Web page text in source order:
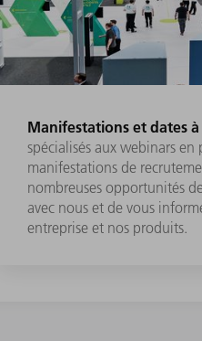
Manifestations et dates
spécialisés aux webinars en
manifestations de
nombreuses opportunités
avec nous et de vous
entreprise et nos produits.